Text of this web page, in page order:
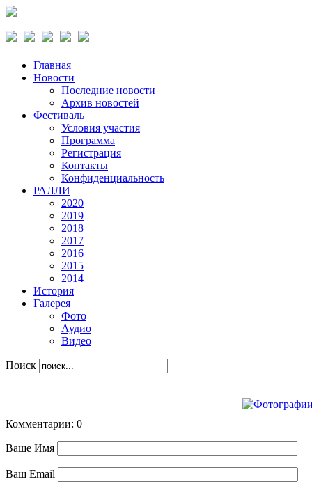
Главная
Новости
Последние новости
Архив новостей
Фестиваль
Условия участия
Программа
Регистрация
Контакты
Конфиденциальность
РАЛЛИ
2020
2019
2018
2017
2016
2015
2014
История
Галерея
Фото
Аудио
Видео
Поиск
Комментарии: 0
Ваше Имя
Ваш Email